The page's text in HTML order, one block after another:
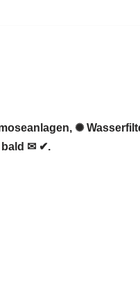
✺
bald ✉ ✔.